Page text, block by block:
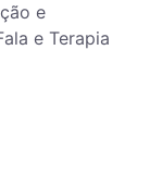
e
e Terapia